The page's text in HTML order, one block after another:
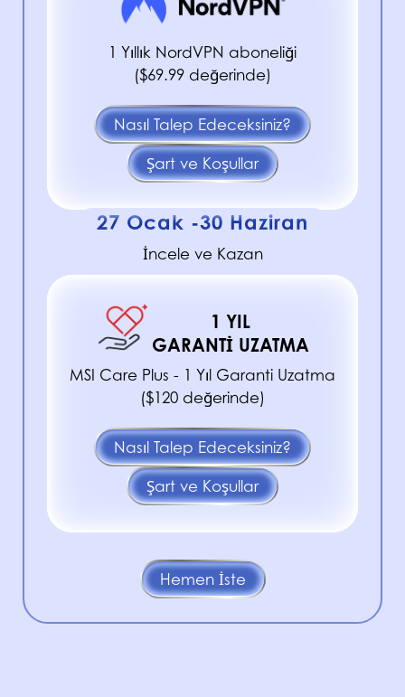
1 Yıllık NordVPN aboneliği
($69.99 değerinde)
Nasıl Talep Edeceksiniz?
Şart ve Koşullar
27 Ocak -30 Haziran
İncele ve Kazan
1 YIL
GARANTI UZATMA
MSI Care Plus - 1 Yıl Garanti Uzatma
($120 değerinde)
Nasıl Talep Edeceksiniz?
Şart ve Koşullar
Hemen İste